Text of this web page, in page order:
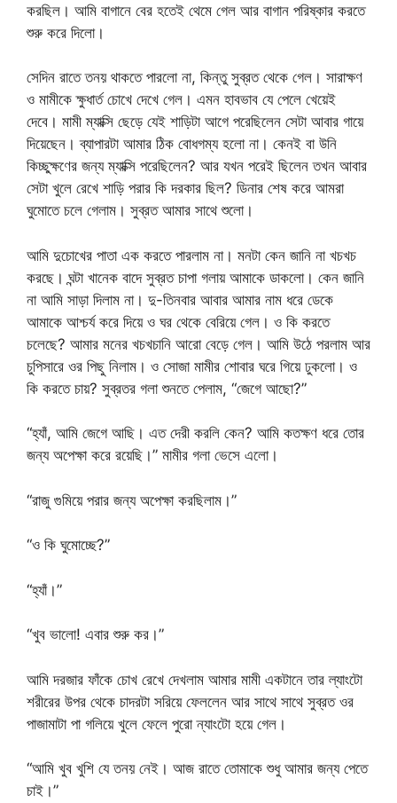
করছিল। আমি বাগানে বের হতেই থেমে গেল আর বাগান পরিষ্কার করতে
শুরু করে দিলো।
সেদিন রাতে তনয় থাকতে পারলো না, কিন্তু সুব্রত থেকে গেল। সারাক্ষণ
ও মামীকে ক্ষুধার্ত চোখে দেখে গেল। এমন হাবভাব যে পেলে খেয়েই
দেবে। মামী ম্যাক্সি ছেড়ে যেই শাড়িটা আগে পরেছিলেন সেটা আবার গায়ে
দিয়েছেন। ব্যাপারটা আমার ঠিক বোধগম্য হলো না। কেনই বা উনি
কিচ্ছুক্ষণের জন্য ম্যাক্সি পরেছিলেন? আর যখন পরেই ছিলেন তখন আবার
সেটা খুলে রেখে শাড়ি পরার কি দরকার ছিল? ডিনার শেষ করে আমরা
ঘুমোতে চলে গেলাম। সুব্রত আমার সাথে শুলো।
আমি দুচোখের পাতা এক করতে পারলাম না। মনটা কেন জানি না খচখচ
করছে। ঘন্টা খানেক বাদে সুব্রত চাপা গলায় আমাকে ডাকলো। কেন জানি
না আমি সাড়া দিলাম না। দু-তিনবার আবার আমার নাম ধরে ডেকে
আমাকে আশ্চর্য করে দিয়ে ও ঘর থেকে বেরিয়ে গেল। ও কি করতে
চলেছে? আমার মনের খচখচানি আরো বেড়ে গেল। আমি উঠে পরলাম আর
চুপিসারে ওর পিছু নিলাম। ও সোজা মামীর শোবার ঘরে গিয়ে ঢুকলো। ও
কি করতে চায়? সুব্রতর গলা শুনতে পেলাম, “জেগে আছো?”
“হ্যাঁ, আমি জেগে আছি। এত দেরী করলি কেন? আমি কতক্ষণ ধরে তোর
জন্য অপেক্ষা করে রয়েছি।” মামীর গলা ভেসে এলো।
“রাজু গুমিয়ে পরার জন্য অপেক্ষা করছিলাম।”
“ও কি ঘুমোচ্ছে?”
“হ্যাঁ।”
“খুব ভালো! এবার শুরু কর।”
আমি দরজার ফাঁকে চোখ রেখে দেখলাম আমার মামী একটানে তার ল্যাংটো
শরীরের উপর থেকে চাদরটা সরিয়ে ফেললেন আর সাথে সাথে সুব্রত ওর
পাজামাটা পা গলিয়ে খুলে ফেলে পুরো ন্যাংটো হয়ে গেল।
“আমি খুব খুশি যে তনয় নেই। আজ রাতে তোমাকে শুধু আমার জন্য পেতে
চাই।”